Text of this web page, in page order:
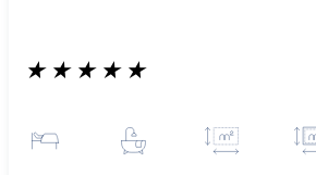
★ ★ ★ ★ ★